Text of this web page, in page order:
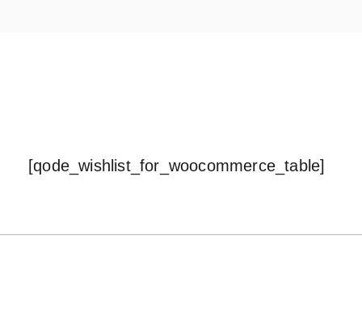
[qode_wishlist_for_woocommerce_table]